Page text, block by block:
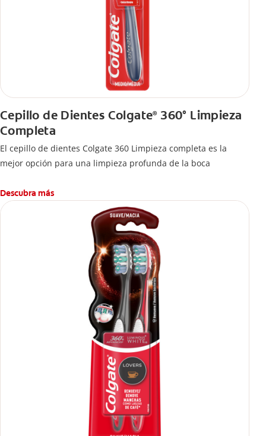
Cepillo de Dientes Colgate®360° Limpieza
Completa
El cepillo de dientes Colgate 360 Limpieza completa es la
mejor opción para una limpieza profunda de la boca
Descubra más